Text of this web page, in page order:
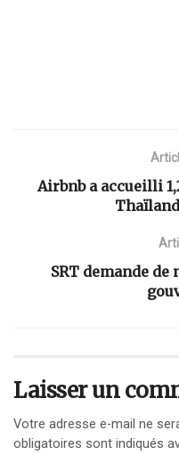
Airbnb a accueilli
SRT demande de
Laisser un
Votre adresse e-mail ne
obligatoires sont indiqués